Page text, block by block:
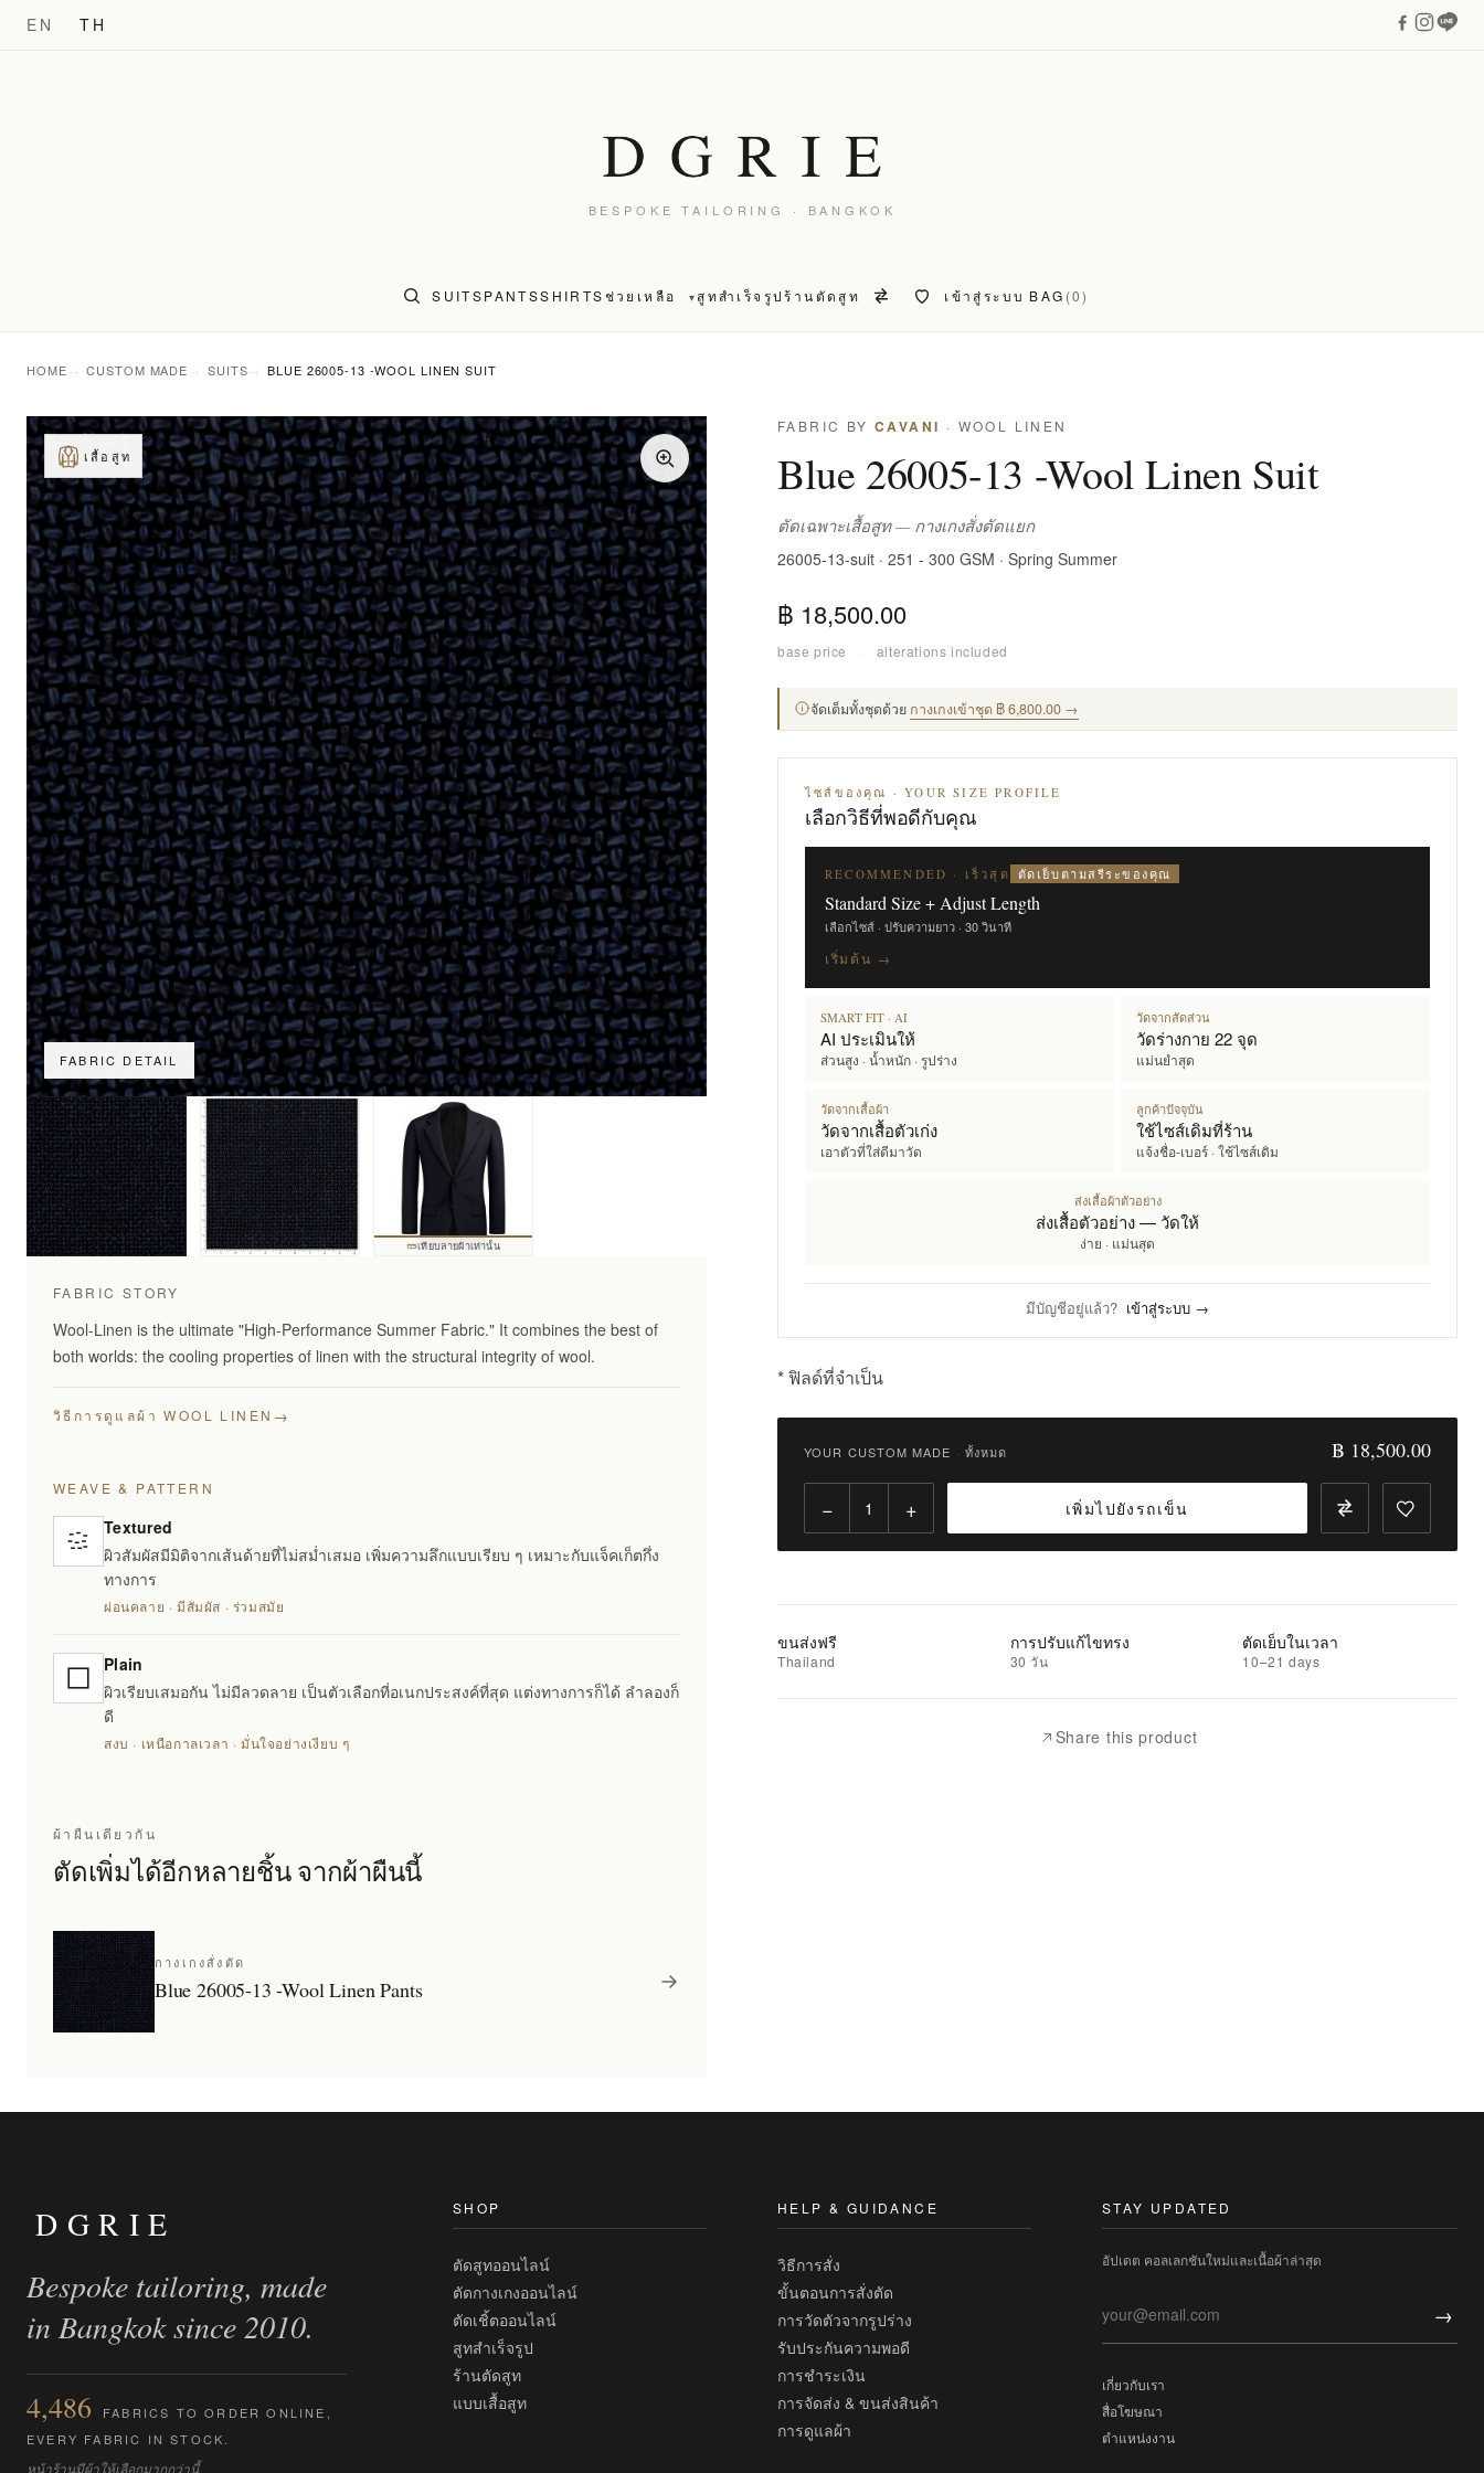
EN TH
BESPOKE TAILORING · BANGKOK
SUITSPANTSSHIRTSช่วยเหลือ ▾สูทสำเร็จรูปร้านตัดสูท เข้าสู่ระบบ BAG (0)
HOME CUSTOM MADE SUITS BLUE 26005-13 -WOOL LINEN SUIT
FABRIC DETAIL
เสื้อสูท
เทียบลายผ้าเท่านั้น
FABRIC STORY
Wool-Linen is the ultimate "High-Performance Summer Fabric." It combines the best of
both worlds: the cooling properties of linen with the structural integrity of wool.
วิธีการดูแลผ้า WOOL LINEN →
WEAVE & PATTERN
Textured
ผิวสัมผัสมีมิติจากเส้นด้ายที่ไม่สม่ำเสมอ เพิ่มความลึกแบบเรียบ ๆ เหมาะกับแจ็คเก็ตกึ่ง
ทางการ
ผ่อนคลาย · มีสัมผัส · ร่วมสมัย
Plain
ผิวเรียบเสมอกัน ไม่มีลวดลาย เป็นตัวเลือกที่อเนกประสงค์ที่สุด แต่งทางการก็ได้ ลำลองก็
ดี
สงบ · เหนือกาลเวลา · มั่นใจอย่างเงียบ ๆ
ผ้าผืนเดียวกัน
ตัดเพิ่มได้อีกหลายชิ้น จากผ้าผืนนี้
กางเกงสั่งตัด
Blue 26005-13 -Wool Linen Pants
FABRIC BY CAVANI · WOOL LINEN
Blue 26005-13 -Wool Linen Suit
ตัดเฉพาะเสื้อสูท — กางเกงสั่งตัดแยก
26005-13-suit · 251 - 300 GSM · Spring Summer
฿ 18,500.00
base price · alterations included
จัดเต็มทั้งชุดด้วย กางเกงเข้าชุด ฿ 6,800.00 →
ไซส์ของคุณ · YOUR SIZE PROFILE
เลือกวิธีที่พอดีกับคุณ
RECOMMENDED · เร็วสุด ตัดเย็บตามสรีระของคุณ
Standard Size + Adjust Length
เลือกไซส์ · ปรับความยาว · 30 วินาที
เริ่มต้น →
SMART FIT · AI
AI ประเมินให้
ส่วนสูง · น้ำหนัก · รูปร่าง
วัดจากสัดส่วน
วัดร่างกาย 22 จุด
แม่นยำสุด
วัดจากเสื้อผ้า
วัดจากเสื้อตัวเก่ง
เอาตัวที่ใส่ดีมาวัด
ลูกค้าปัจจุบัน
ใช้ไซส์เดิมที่ร้าน
แจ้งชื่อ-เบอร์ · ใช้ไซส์เดิม
ส่งเสื้อผ้าตัวอย่าง
ส่งเสื้อตัวอย่าง — วัดให้
ง่าย · แม่นสุด
มีบัญชีอยู่แล้ว? เข้าสู่ระบบ →
* ฟิลด์ที่จำเป็น
รายการ
ที่
ชอบ
YOUR CUSTOM MADE · ทั้งหมด ฿ 18,500.00
− + เพิ่มไปยังรถเข็น
ขนส่งฟรี
Thailand
การปรับแก้ไขทรง
30 วัน
ตัดเย็บในเวลา
10–21 days
Share this product
DGRIE
Bespoke tailoring, made
in Bangkok since 2010.
4,486
FABRICS TO ORDER ONLINE,
EVERY FABRIC IN STOCK.
หน้าร้านมีผ้าให้เลือกมากกว่านี้
SHOP
ตัดสูทออนไลน์
ตัดกางเกงออนไลน์
ตัดเชิ้ตออนไลน์
สูทสำเร็จรูป
ร้านตัดสูท
แบบเสื้อสูท
HELP & GUIDANCE
วิธีการสั่ง
ขั้นตอนการสั่งตัด
การวัดตัวจากรูปร่าง
รับประกันความพอดี
การชำระเงิน
การจัดส่ง & ขนส่งสินค้า
การดูแลผ้า
STAY UPDATED
อัปเดต คอลเลกชันใหม่และเนื้อผ้าล่าสุด
→
เกี่ยวกับเรา
สื่อโฆษณา
ตำแหน่งงาน